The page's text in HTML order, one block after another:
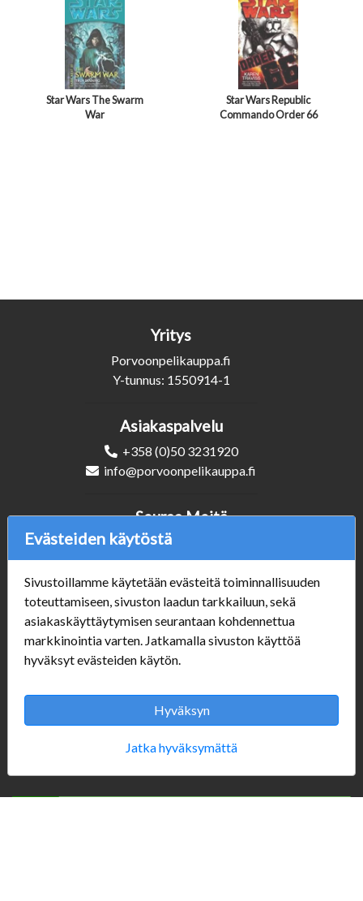
Star Wars The Swarm
War
Star Wars Republic
Commando Order 66
Yritys
Porvoonpelikauppa.fi
Y-tunnus: 1550914-1
Asiakaspalvelu
+358 (0)50 3231920
info@porvoonpelikauppa.fi
Verkkokauppa
#Yhteiskuntavastuu
#porvoonsithlord
Tilaus- ja toimitusehdot
Mannerheiminkatu 10
Aukioloajat:
Seuraa Meitä
Evästeiden käytöstä
Sivustoillamme käytetään evästeitä toiminnallisuuden
toteuttamiseen, sivuston laadun tarkkailuun, sekä
asiakaskäyttäytymisen seurantaan kohdennettua
markkinointia varten. Jatkamalla sivuston käyttöä
hyväksyt evästeiden käytön.
Hyväksyn
Jatka hyväksymättä